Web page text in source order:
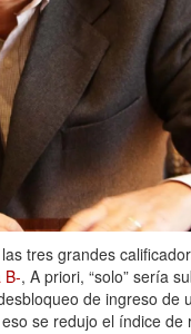
tres grandes
B-, A priori, “solo” sería
de ingreso de
se redujo el índice